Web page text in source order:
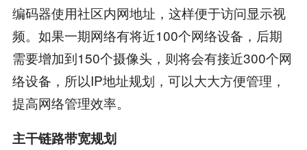
编码器使用社区内网地址，这样便于访问显示视
频。如果一期网络有将近100个网络设备，后期
需要增加到150个摄像头，则将会有接近300个网
络设备，所以IP地址规划，可以大大方便管理，
提高网络管理效率。
主干链路带宽规划